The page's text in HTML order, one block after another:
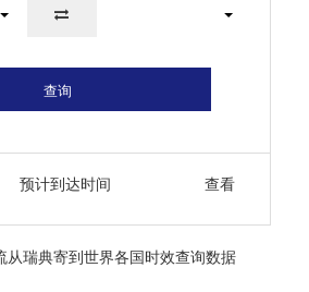
查询
预计到达时间 查看
从瑞典寄到世界各国时效查询数据